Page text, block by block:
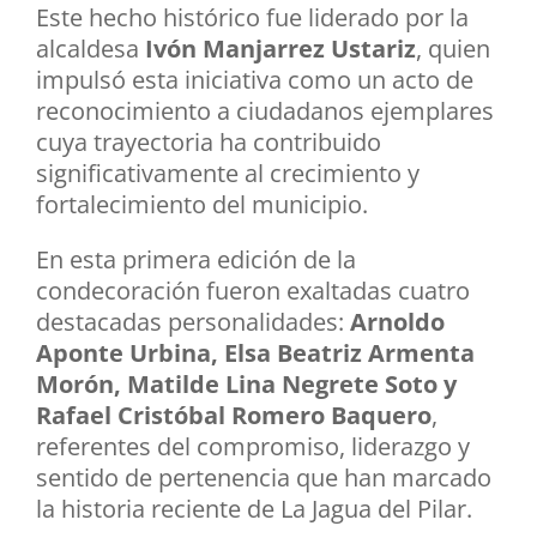
Este hecho histórico fue liderado por la
alcaldesa Ivón Manjarrez Ustariz, quien
impulsó esta iniciativa como un acto de
reconocimiento a ciudadanos ejemplares
cuya trayectoria ha contribuido
significativamente al crecimiento y
fortalecimiento del municipio.
En esta primera edición de la
condecoración fueron exaltadas cuatro
destacadas personalidades: Arnoldo
Aponte Urbina, Elsa Beatriz Armenta
Morón, Matilde Lina Negrete Soto y
Rafael Cristóbal Romero Baquero,
referentes del compromiso, liderazgo y
sentido de pertenencia que han marcado
la historia reciente de La Jagua del Pilar.